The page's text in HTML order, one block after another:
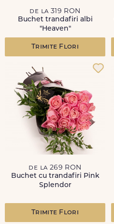
de la 319 RON
Buchet trandafiri albi
"Heaven"
Trimite Flori
de la 269 RON
Buchet cu trandafiri Pink
Splendor
Trimite Flori